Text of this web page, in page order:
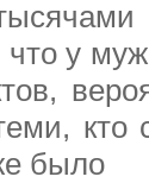
что у
кто
было